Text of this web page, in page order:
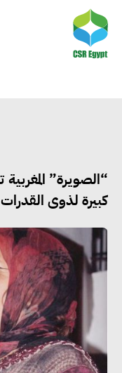
“الصويرة”
كبيرة لذوى القدرات